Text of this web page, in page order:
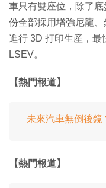
車只有雙座位，除了
份全部採用增強尼龍
進行 3D 打印生産，最
LSEV。
【熱門報道】
未來汽車無倒後鏡
【熱門報道】